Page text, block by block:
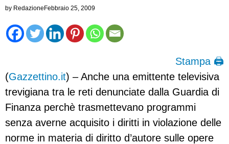
by Redazione Febbraio 25, 2009
Stampa 🖨
(Gazzettino.it) – Anche una emittente televisiva
trevigiana tra le reti denunciate dalla Guardia di
Finanza perchè trasmettevano programmi
senza averne acquisito i diritti in violazione delle
norme in materia di diritto d’autore sulle opere